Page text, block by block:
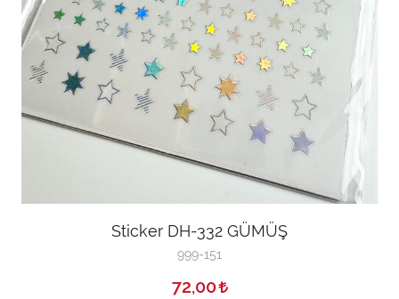
Sticker DH-332 GÜMÜŞ
999-151
72,00